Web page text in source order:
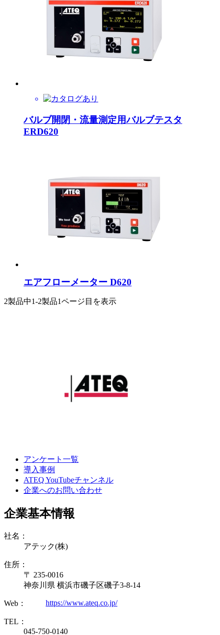
バルブ開閉・流量測定用バルブテスタ
ERD620
エアフローメーター D620
2製品中1-2製品1ページ目を表示
アンケート一覧
導入事例
ATEQ YouTubeチャンネル
企業へのお問い合わせ
企業基本情報
社名：
アテック(株)
住所：
〒 235-0016
神奈川県 横浜市磯子区磯子3-8-14
Web： https://www.ateq.co.jp/
TEL：
045-750-0140